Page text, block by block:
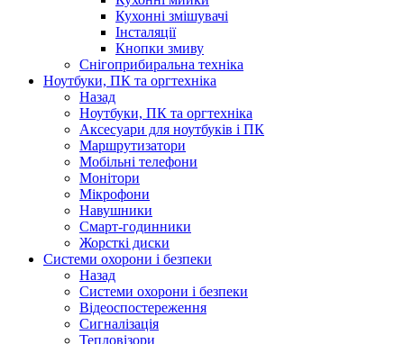
Кухонні змішувачі
Інсталяції
Кнопки змиву
Снігоприбиральна техніка
Ноутбуки, ПК та оргтехніка
Назад
Ноутбуки, ПК та оргтехніка
Аксесуари для ноутбуків і ПК
Маршрутизатори
Мобільні телефони
Монітори
Мікрофони
Навушники
Смарт-годинники
Жорсткі диски
Системи охорони і безпеки
Назад
Системи охорони і безпеки
Відеоспостереження
Сигналізація
Тепловізори